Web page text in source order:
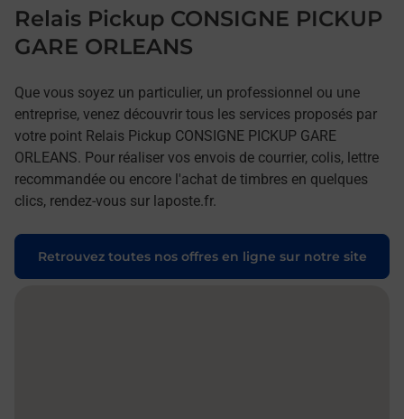
Relais Pickup CONSIGNE PICKUP
GARE ORLEANS
Que vous soyez un particulier, un professionnel ou une
entreprise, venez découvrir tous les services proposés par
votre point Relais Pickup CONSIGNE PICKUP GARE
ORLEANS. Pour réaliser vos envois de courrier, colis, lettre
recommandée ou encore l'achat de timbres en quelques
clics, rendez-vous sur laposte.fr.
Retrouvez toutes nos offres en ligne sur notre site